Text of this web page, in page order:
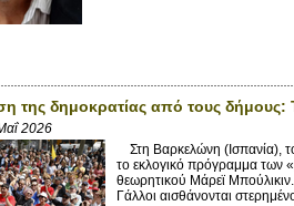
της δημοκρατίας από τους
2026
Στη Βαρκελώνη (Ισπανία),
το εκλογικό πρόγραμμα των
θεωρητικού Μάρεϊ
Γάλλοι αισθάνονται